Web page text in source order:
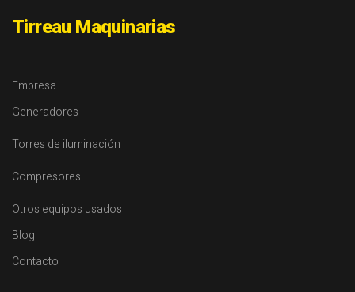
Tirreau Maquinarias
Empresa
Generadores
Torres de iluminación
Compresores
Otros equipos usados
Blog
Contacto